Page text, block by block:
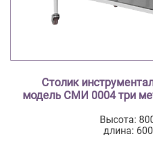
Столик
модель СМИ 0004 три
Высота:
длина: